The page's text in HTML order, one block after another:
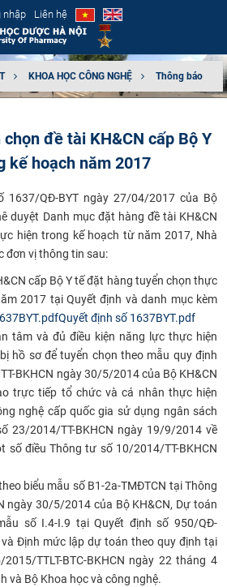
nhập Liên hệ
KHOA HỌC CÔNG NGHỆ Thông báo
đề tài KH&CN cấp Bộ Y
kế hoạch năm 2017
1637/QĐ-BYT ngày 27/04/2017 của Bộ
duyệt Danh mục đặt hàng đề tài KH&CN
hiện trong kế hoạch từ năm 2017, Nhà
đơn vị thông tin sau:
cấp Bộ Y tế đặt hàng tuyển chọn thực
2017 tại Quyết định và danh mục kèm
Quyết định số 1637BYT.pdf
tâm và đủ điều kiện năng lực thực hiện
hồ sơ để tuyển chọn theo mẫu quy định
BKHCN ngày 30/5/2014 của Bộ KH&CN
trực tiếp tổ chức và cá nhân thực hiện
nghệ cấp quốc gia sử dụng ngân sách
23/2014/TT-BKHCN ngày 19/9/2014 về
số điều Thông tư số 10/2014/TT-BKHCN
biểu mẫu số B1-2a-TMĐTCN tại Thông
ngày 30/5/2014 của Bộ KH&CN, Dự toán
số I.4-I.9 tại Quyết định số 950/QĐ-
Định mức lập dự toán theo quy định tại
TTLT-BTC-BKHCN ngày 22 tháng 4
và Bộ Khoa học và công nghệ.